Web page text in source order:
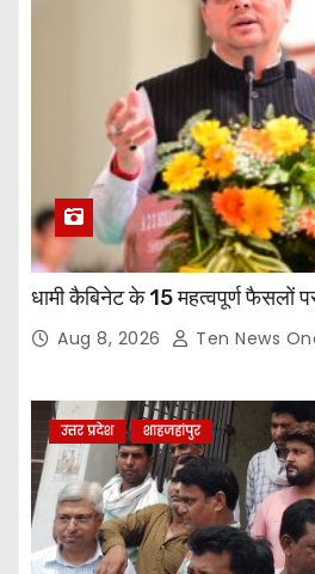
धामी कैबिनेट के 15 महत्वपूर्ण फैसलों
Aug 8, 2026 Ten News
उत्तर प्रदेश शाहजहांपुर